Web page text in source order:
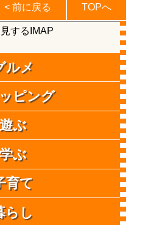
TOPへ
< 前に戻る
するIMAP
ルメ
ピング
遊ぶ
学ぶ
育て
らし